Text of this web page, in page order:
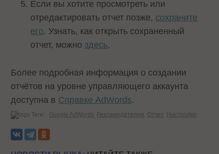
Если вы хотите просмотреть или
отредактировать отчет позже, сохраните
его. Узнать, как открыть сохраненный
отчет, можно здесь.
Более подробная информация о создании
отчётов на уровне управляющего аккаунта
доступна в Справке AdWords.
Теги: Google AdWords Рекламодателям Отчет Настройки